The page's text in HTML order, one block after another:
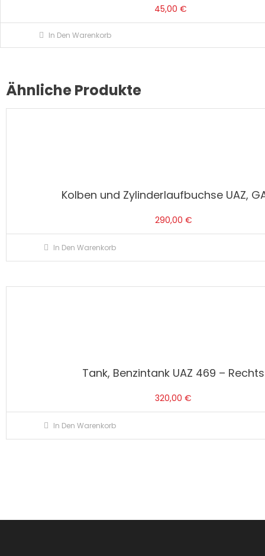
45,00 €
In Den Warenkorb
Ähnliche Produkte
Kolben und Zylinderlaufbuchse UAZ,
290,00 €
In Den Warenkorb
Tank, Benzintank UAZ 469 – Rechts
320,00€
In Den Warenkorb